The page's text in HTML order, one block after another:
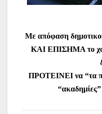
Με απόφαση
ΚΑΙ ΕΠΙΣΗΜΑ το
ΠΡΟΤΕΙΝΕΙ να “τα